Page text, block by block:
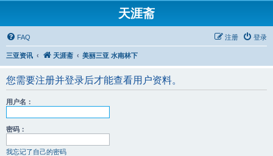
天涯斋
FAQ 登录
注册
三亚资讯 天涯斋 美丽三亚 水南林下
您需要注册并登录后才能查看用户资料。
用户名：
密码：
我忘记了自己的密码